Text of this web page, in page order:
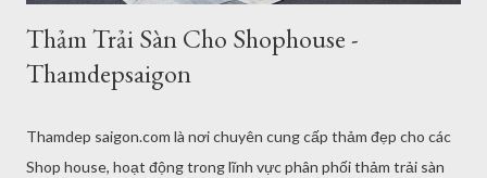
Thảm Trải Sàn Cho Shophouse -
Thamdepsaigon
Thamdep saigon.com là nơi chuyên cung cấp thảm đẹp cho các
Shop house, hoạt động trong lĩnh vực phân phối thảm trải sàn